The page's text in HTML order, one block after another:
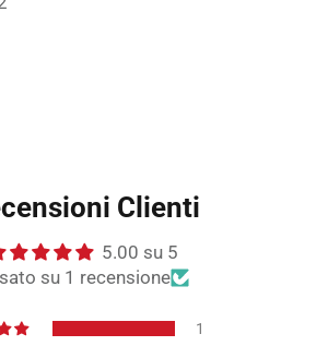
Clienti
5.00 su 5
su 1 recensione
1